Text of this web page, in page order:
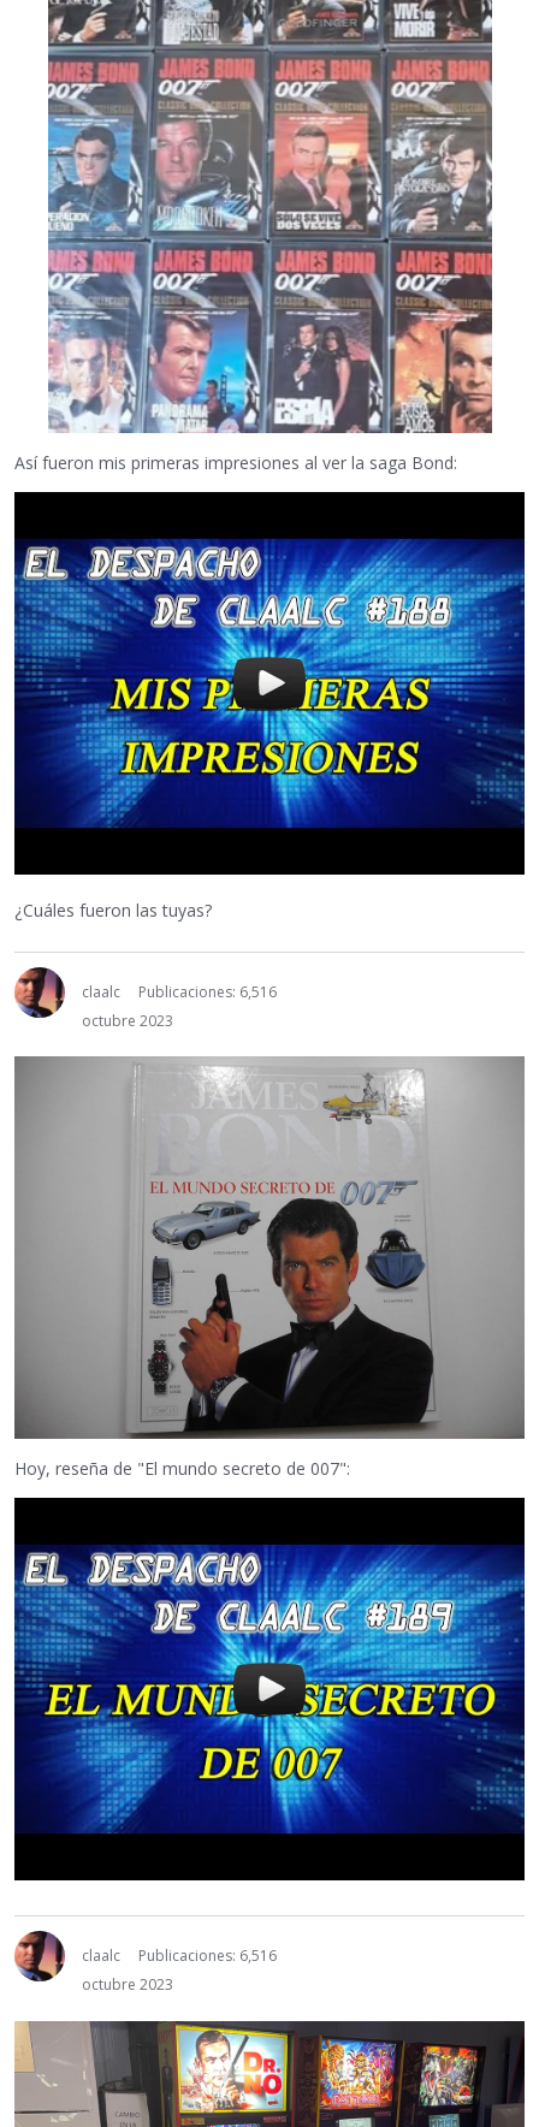
Así fueron mis primeras impresiones al ver la saga Bond:
¿Cuáles fueron las tuyas?
claalc
Publicaciones: 6,516
octubre 2023
Hoy, reseña de "El mundo secreto de 007":
claalc
Publicaciones: 6,516
octubre 2023